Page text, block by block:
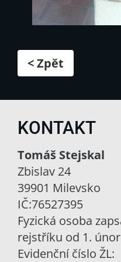
< Zpět
KONTAKT
Tomáš Stejskal
Zbislav 24
39901 Milevsko
IČ:76527395
Fyzická osoba
rejstříku od 1.
Evidenční číslo ŽL: